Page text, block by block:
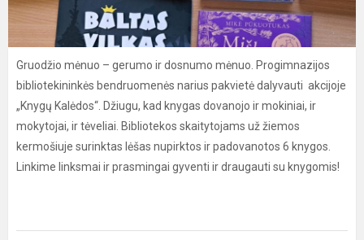
Gruodžio mėnuo – gerumo ir dosnumo mėnuo. Progimnazijos
bibliotekininkės bendruomenės narius pakvietė dalyvauti akcijoje
„Knygų Kalėdos“. Džiugu, kad knygas dovanojo ir mokiniai, ir
mokytojai, ir tėveliai. Bibliotekos skaitytojams už žiemos
kermošiuje surinktas lėšas nupirktos ir padovanotos 6 knygos.
Linkime linksmai ir prasmingai gyventi ir draugauti su knygomis!